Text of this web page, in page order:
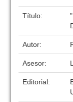
Título:
Autor:
Asesor:
Editorial: